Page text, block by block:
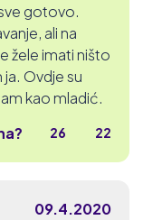
gotovo.
ali na
žele imati ništo
Ovdje su
kao mladić.
26 22
09.4.2020